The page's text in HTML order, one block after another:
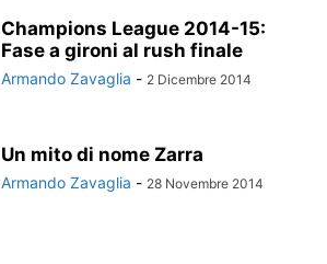
Champions League 2014-15:
Fase a gironi al rush finale
Armando Zavaglia - 2 Dicembre 2014
Un mito di nome Zarra
Armando Zavaglia - 28 Novembre 2014